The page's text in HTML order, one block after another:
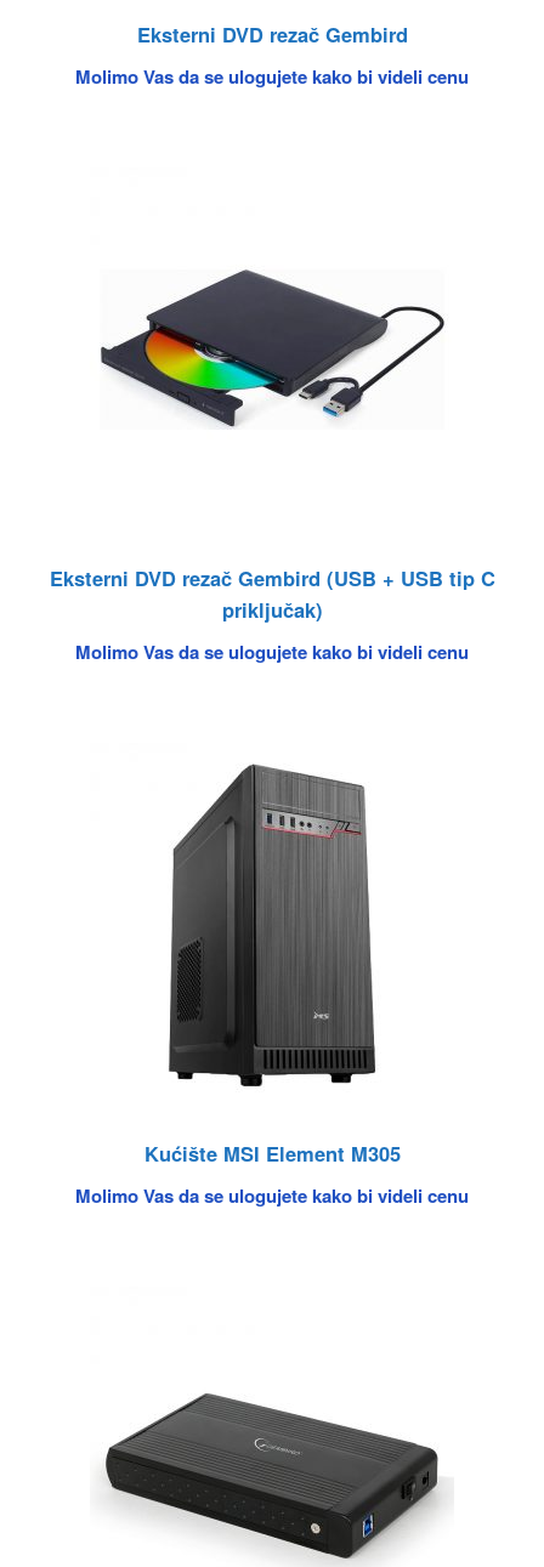
Eksterni DVD rezač Gembird
Molimo Vas da se ulogujete kako bi videli cenu
Eksterni DVD rezač Gembird (USB + USB tip C
priključak)
Molimo Vas da se ulogujete kako bi videli cenu
Kućište MSI Element M305
Molimo Vas da se ulogujete kako bi videli cenu